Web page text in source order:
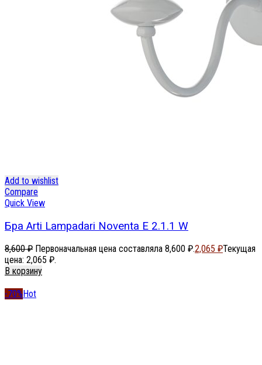
Add to wishlist
Compare
Quick View
Бра Arti Lampadari Noventa E 2.1.1 W
8,600₽ Первоначальная цена составляла 8,600 ₽.2,065 ₽Текущая
цена: 2,065 ₽.
В корзину
-70% Hot